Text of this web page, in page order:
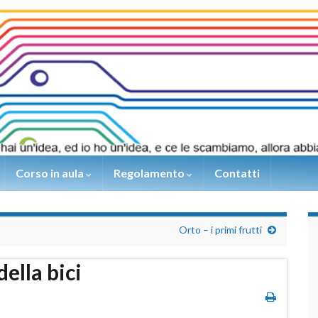
Corso in aula Regolamento Contatti
Orto – i primi frutti
bici